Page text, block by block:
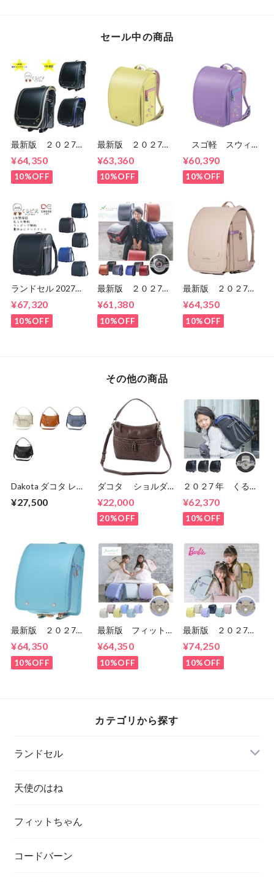
セール中の商品
最新版 ２０２7
量 超ピカ スピー
ドライン ランドセ
ル 男の子
ト
¥64,350
10%OFF
最新版 ２０２7
ート スウィーツ
CB24G02 女の
子 セイバンのラン
証 送料無料
¥63,360
10%OFF
スゴ軽 スウィー
CB24G02 女の
子 セイバンのラン
ドセル ６年間保
¥60,390
10%OFF
ランドセル 2027年
ンク くるピタラン
ドセル 1kh8680k
¥67,320
10%OFF
最新版 ２０２7
タ 超ピカ レイン
ボースパーク 1KR
6620C 男の子 マ
¥61,380
10%OFF
最新版 ２０２7
タ 超ピタ マカロ
ンマジック
1KK6654K 女の
¥64,350
10%OFF
その他の商品
Dakota ダコタ レデ
ショルダーバッグ
¥27,500
ダコタ ショルダ
革 レディース DA-
1034131
¥22,000
20%OFF
２０２7 年 くるピ
カ シャープモダ
ン 1KK5630K 男
の子 マツモトのラ
証 送料無料
¥62,370
10%OFF
最新版 ２０２7
タ 超ピタ おしゃ
れプレミアム
1KS5654K 女の
¥64,350
10%OFF
最新版 フィットち
年くるピタ 楽ピ
タ 超ピカ やさし
さ+パステルシリー
¥64,350
10%OFF
最新版 ２０２7
タ Barbie ミルキ
ーウェイ
1BB7754K 女の
¥74,250
10%OFF
カテゴリから探す
ランドセル
天使のはね
フィットちゃん
コードバーン